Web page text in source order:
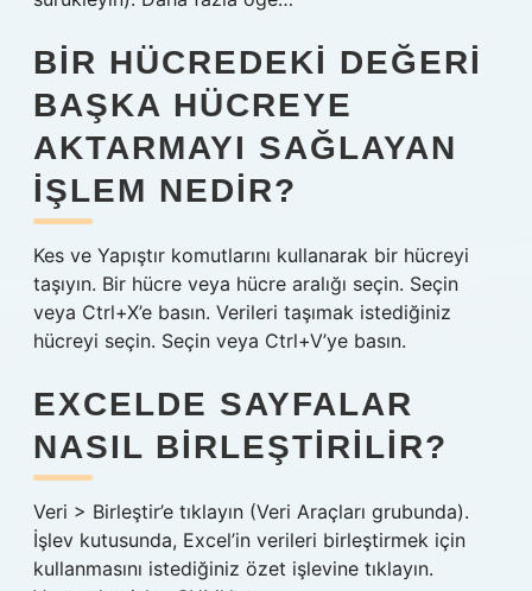
BIR HÜCREDEKI DEĞERI
BAŞKA HÜCREYE
AKTARMAYI SAĞLAYAN
IŞLEM NEDIR?
Kes ve Yapıştır komutlarını kullanarak bir hücreyi
taşıyın. Bir hücre veya hücre aralığı seçin. Seçin
veya Ctrl+X’e basın. Verileri taşımak istediğiniz
hücreyi seçin. Seçin veya Ctrl+V’ye basın.
EXCELDE SAYFALAR
NASIL BIRLEŞTIRILIR?
Veri > Birleştir’e tıklayın (Veri Araçları grubunda).
İşlev kutusunda, Excel’in verileri birleştirmek için
kullanmasını istediğiniz özet işlevine tıklayın.